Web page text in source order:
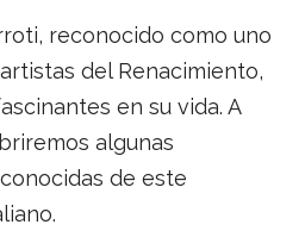
reconocido como uno
del Renacimiento,
en su vida. A
algunas
de este